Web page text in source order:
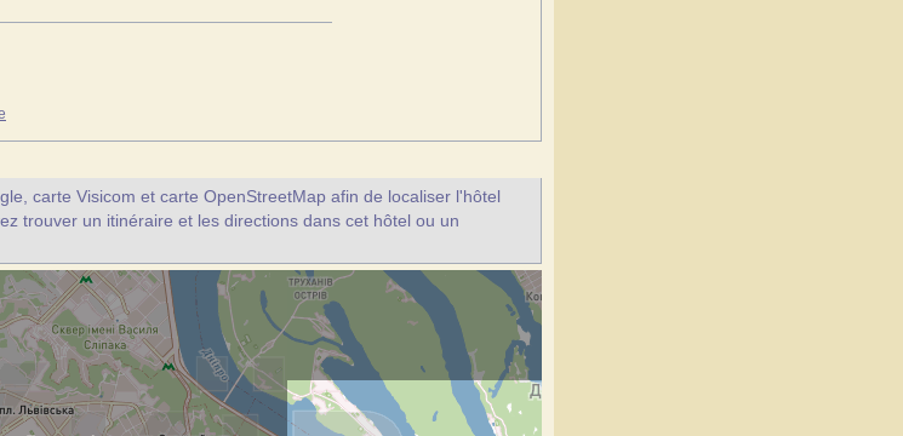
carte Visicom et carte OpenStreetMap afin de localiser l'hôtel
trouver un itinéraire et les directions dans cet hôtel ou un